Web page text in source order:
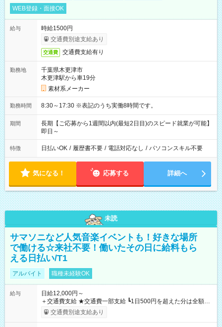
WEB登録・面接OK
給与
時給1500円
交通費別途支給あり
交通費 交通費支給有り
勤務地
千葉県木更津市
木更津駅から車19分
素材系メーカー
勤務時間 8:30～17:30 ※表記のうち実働8時間です。
期間
長期【ご応募から1週間以内(最短2日目)のスピード就業が可能】
即日～
特徴 日払いOK / 履歴書不要 / 電話対応なし / パソコンスキル不要
気になる！ 応募する 詳細へ
未読
サマソニなど人気音楽イベントも！好きな場所
で働ける☆来社不要！働いたその日に給料もら
える日払い/T1
アルバイト 職種未経験OK
給与
日給12,000円～
＋交通費支給 ★交通費一部支給 ┗1日500円を超えた分は全額支
給！ ※往復500円以内の方は自己負担となります ★日払いOK！
（規定あり） ┗働いたその日に現金GET♪ お仕事後はコンビニ
交通費別途支給あり